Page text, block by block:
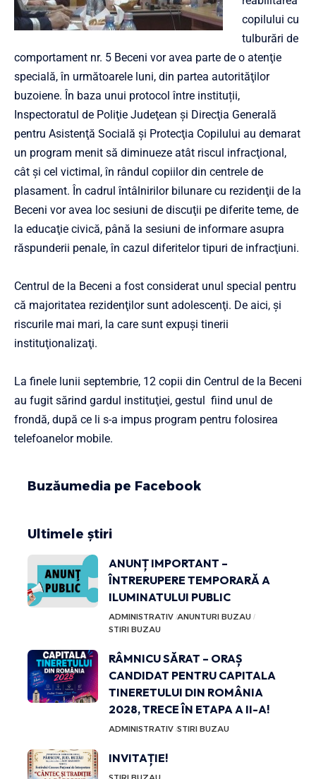
copilului cu
tulburări de
comportament nr. 5 Beceni vor avea parte de o atenţie
specială, în următoarele luni, din partea autorităţilor
buzoiene. În baza unui protocol între instituții,
Inspectoratul de Poliţie Judeţean şi Direcţia Generală
pentru Asistenţă Socială şi Protecţia Copilului au demarat
un program menit să diminueze atât riscul infracţional,
cât şi cel victimal, în rândul copiilor din centrele de
plasament. În cadrul întâlnirilor bilunare cu rezidenţii de la
Beceni vor avea loc sesiuni de discuţii pe diferite teme, de
la educaţie civică, până la sesiuni de informare asupra
răspunderii penale, în cazul diferitelor tipuri de infracţiuni.
Centrul de la Beceni a fost considerat unul special pentru
că majoritatea rezidenţilor sunt adolescenţi. De aici, şi
riscurile mai mari, la care sunt expuşi tinerii
instituţionalizaţi.
La finele lunii septembrie, 12 copii din Centrul de la Beceni
au fugit sărind gardul instituţiei, gestul fiind unul de
frondă, după ce li s-a impus program pentru folosirea
telefoanelor mobile.
Buzăumedia pe Facebook
Ultimele știri
ANUNȚ IMPORTANT –
ÎNTRERUPERE TEMPORARĂ A
ILUMINATULUI PUBLIC
ADMINISTRATIV ANUNTURI BUZAU
STIRI BUZAU
RÂMNICU SĂRAT – ORAȘ
CANDIDAT PENTRU CAPITALA
TINERETULUI DIN ROMÂNIA
2028, TRECE ÎN ETAPA A II-A!
ADMINISTRATIV STIRI BUZAU
INVITAȚIE!